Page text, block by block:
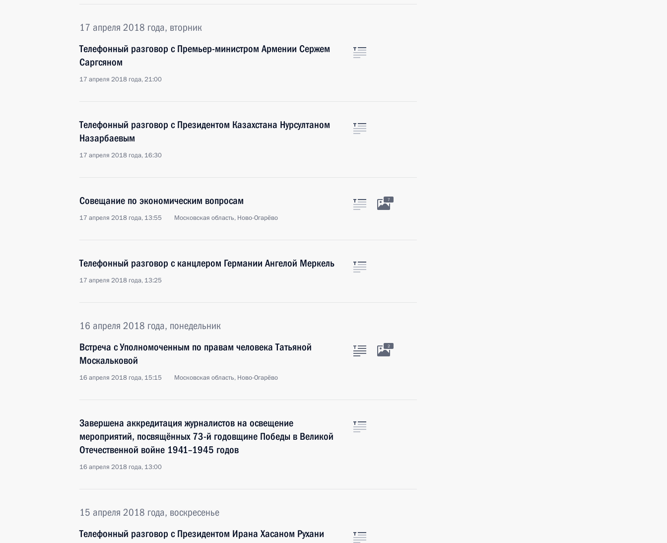
17 апреля 2018 года, вторник
Телефонный разговор с Премьер-министром Армении Сержем
Саргсяном
17 апреля 2018 года, 21:00
Телефонный разговор с Президентом Казахстана Нурсултаном
Назарбаевым
17 апреля 2018 года, 16:30
Совещание по экономическим вопросам
17 апреля 2018 года, 13:55 Московская область, Ново-Огарёво
7
Телефонный разговор с канцлером Германии Ангелой Меркель
17 апреля 2018 года, 13:25
16 апреля 2018 года, понедельник
Встреча с Уполномоченным по правам человека Татьяной
Москальковой
16 апреля 2018 года, 15:15 Московская область, Ново-Огарёво
2
Завершена аккредитация журналистов на освещение
мероприятий, посвящённых 73-й годовщине Победы в Великой
Отечественной войне 1941–1945 годов
16 апреля 2018 года, 13:00
15 апреля 2018 года, воскресенье
Телефонный разговор с Президентом Ирана Хасаном Рухани